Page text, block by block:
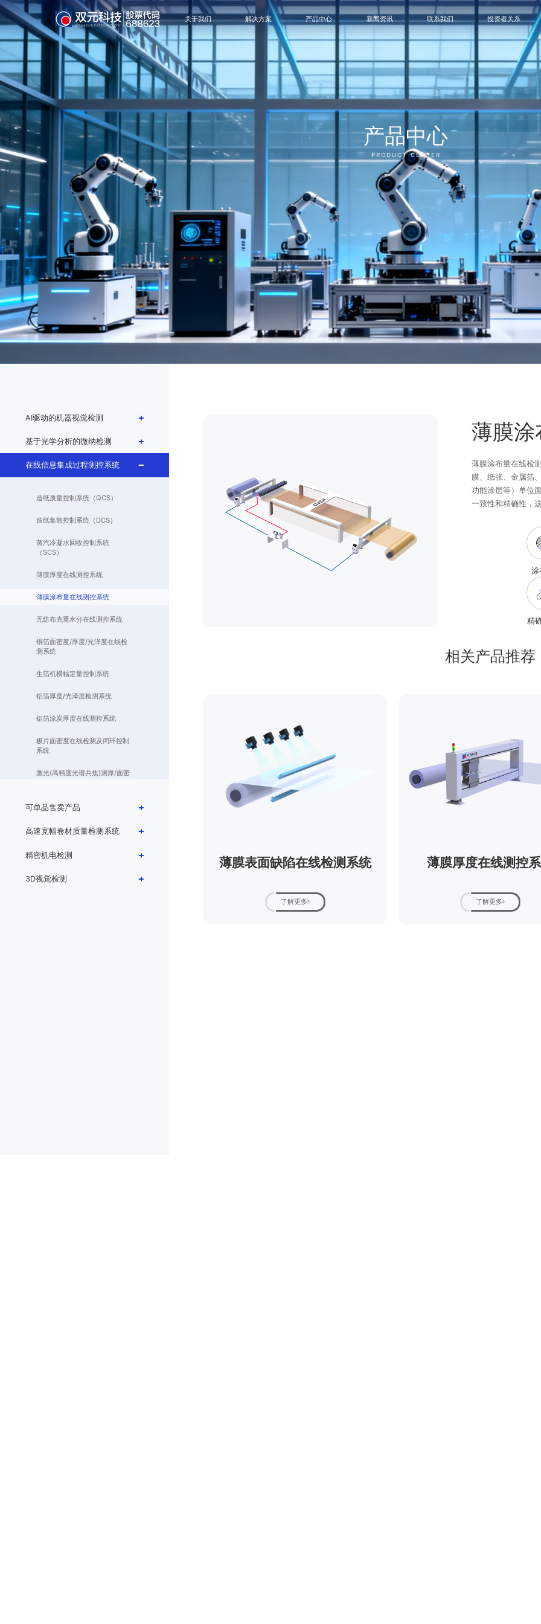
关于我们 解决方案 产品中心 新闻资讯 联系我们 投资者关系
产品中心
PRODUCT CENTER
AI驱动的机器视觉检测
基于光学分析的微纳检测
在线信息集成过程测控系统
造纸质量控制系统（QCS）
造纸集散控制系统（DCS）
蒸汽冷凝水回收控制系统
（SCS）
薄膜厚度在线测控系统
薄膜涂布量在线测控系统
无纺布克重水分在线测控系统
铜箔面密度/厚度/光泽度在线检
测系统
生箔机横幅定量控制系统
铝箔厚度/光泽度检测系统
铝箔涂炭厚度在线测控系统
极片面密度在线检测及闭环控制
系统
激光(高精度光谱共焦)测厚/面密
极片卷绕厚度检测系统
太阳能背板厚度检测
湿法无纺布集散控制系统
（DCS）
可单品售卖产品
高速宽幅卷材质量检测系统
精密机电检测
3D视觉检测
薄膜
薄膜涂布量在线检
膜、纸张、金属箔
功能涂层等）单位
一致性和精确性，
涂
精
相关产品推荐
薄膜表面缺陷在线检测系统
了解更多
薄膜厚度在线测控
了解更多